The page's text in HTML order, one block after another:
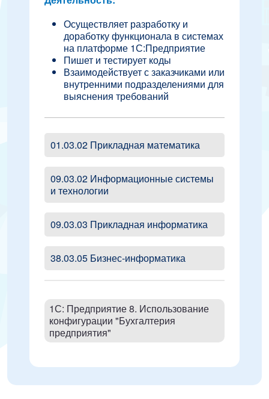
Осуществляет разработку и
доработку функционала в системах
на платформе 1С:Предприятие
Пишет и тестирует коды
Взаимодействует с заказчиками или
внутренними подразделениями для
выяснения требований
01.03.02 Прикладная математика
09.03.02 Информационные системы
и технологии
09.03.03 Прикладная информатика
38.03.05 Бизнес-информатика
1С: Предприятие 8. Использование
конфигурации "Бухгалтерия
предприятия"